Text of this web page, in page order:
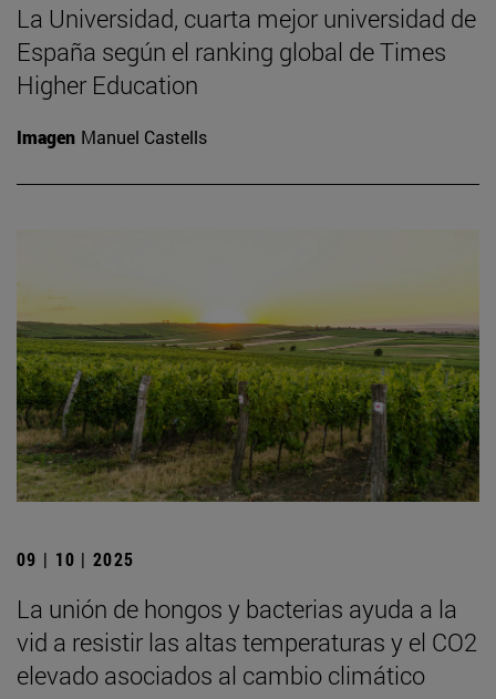
La Universidad, cuarta mejor universidad de
España según el ranking global de Times
Higher Education
Imagen Manuel Castells
09 | 10 | 2025
La unión de hongos y bacterias ayuda a la
vid a resistir las altas temperaturas y el CO2
elevado asociados al cambio climático